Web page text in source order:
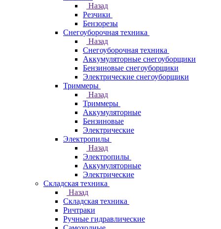
Назад
Резчики
Бензорезы
Снегоуборочная техника
Назад
Снегоуборочная техника
Аккумуляторные снегоуборщики
Бензиновые снегоуборщики
Электрические снегоуборщики
Триммеры
Назад
Триммеры
Аккумуляторные
Бензиновые
Электрические
Электропилы
Назад
Электропилы
Аккумуляторные
Электрические
Складская техника
Назад
Складская техника
Ричтраки
Ручные гидравлические